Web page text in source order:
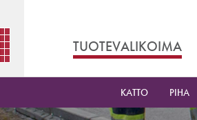
TUOTEVALIKOIMA
KATTO PIHA